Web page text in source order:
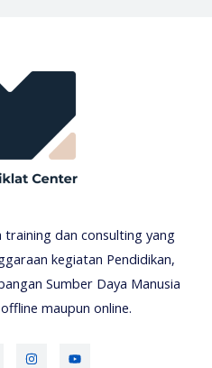
dan consulting yang
kegiatan Pendidikan,
Sumber Daya Manusia
maupun online.